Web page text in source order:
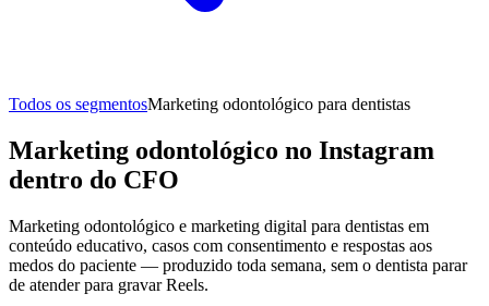
Todos os segmentosMarketing odontológico para dentistas
Marketing odontológico no Instagram
dentro do CFO
Marketing odontológico e marketing digital para dentistas em
conteúdo educativo, casos com consentimento e respostas aos
medos do paciente — produzido toda semana, sem o dentista parar
de atender para gravar Reels.